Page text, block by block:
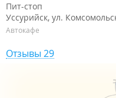
Пит-стоп
Уссурийск, ул.
Автокафе
Отзывы 29